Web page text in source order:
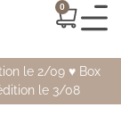
0
le 2/09 ♥️ Box
le 3/08